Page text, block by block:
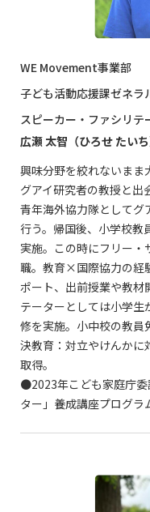
WE Movement事業部
子ども活動応援課ゼネラ
スピーカー・ファシリテ
広瀬 太智（ひろせ たい
興味分野を絞れないまま
グアイ研究者の教授と出
青年海外協力隊としてグ
行う。帰国後、小学校教
実施。この時にフリー・
職。教育×国際協力の経
ポート、出前授業や教材
テーターとしては小学
修を実施。小中校の教
決教育：対立やけんかに
取得。
●2023年こども家庭庁委
ター」養成講座プログラ